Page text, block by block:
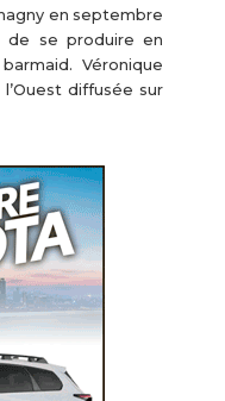
en septembre
de se produire en
Véronique
diffusée sur